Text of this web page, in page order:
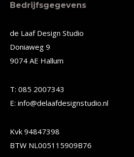
variaties.
optie
worden
op
productpagina
Bedrijfsgegevens
de Laaf Design Studio
Doniaweg 9
9074 AE Hallum
T: 085 2007343
E: info@delaafdesignstudio.nl
Kvk 94847398
BTW NL005115909B76